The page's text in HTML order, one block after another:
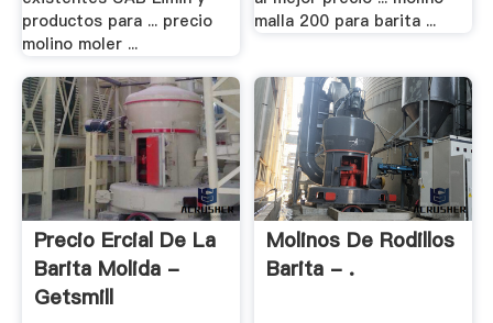
productos para ... precio
molino moler ...
malla 200 para barita ...
Precio Ercial De La
Barita Molida -
Getsmill
Molinos De Rodillos
Barita - .